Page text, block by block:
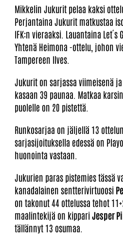
Mikkelin Jukurit pelaa kaksi
Perjantaina Jukurit matkustaa
IFK:n vieraaksi. Lauantaina Let´s
Yhtenä Heimona -ottelu, johon
Tampereen Ilves.
Jukurit on sarjassa viimeisenä
kasaan 39 paunaa. Matkaa
puolelle on 20 pistettä.
Runkosarjaa on jäljellä 13
sarjasijoituksella edessä on
huonointa vastaan.
Jukurien paras pistemies tässä
kanadalainen sentterivirtuoosi
on takonut 44 ottelussa tehot
maalintekijä on kippariJesper
tällännyt 13 osumaa.